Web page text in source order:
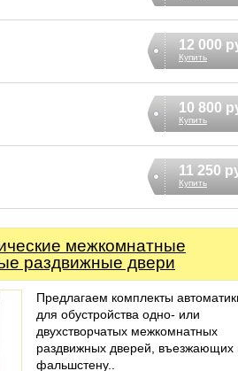
12 000
Купить
10 800
Купить
11 250
Купить
межкомнатные
раздвижные двери
Предлагаем комплекты
для обустройства одно- или
двухстворчатых межкомнатных
раздвижных дверей, въезжающих
фальшстену..